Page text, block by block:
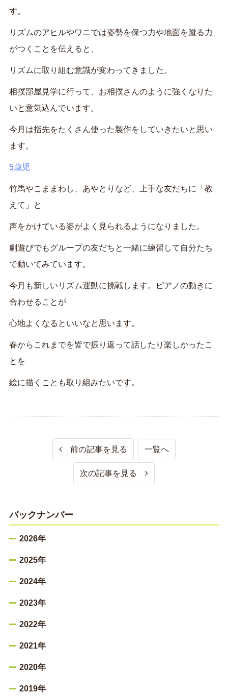
す。
リズムのアヒルやワニでは姿勢を保つ力や地面を蹴る力
がつくことを伝えると、
リズムに取り組む意識が変わってきました。
相撲部屋見学に行って、お相撲さんのように強くなりた
いと意気込んでいます。
今月は指先をたくさん使った製作をしていきたいと思い
ます。
5歳児
竹馬やこままわし、あやとりなど、上手な友だちに「教
えて」と
声をかけている姿がよく見られるようになりました。
劇遊びでもグループの友だちと一緒に練習して自分たち
で動いてみています。
今月も新しいリズム運動に挑戦します。ピアノの動きに
合わせることが
心地よくなるといいなと思います。
春からこれまでを皆で振り返って話したり楽しかったこ
とを
絵に描くことも取り組みたいです。
前の記事を見る 一覧へ
次の記事を見る
バックナンバー
2026年
2025年
2024年
2023年
2022年
2021年
2020年
2019年